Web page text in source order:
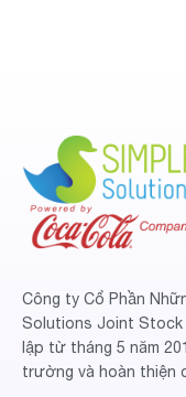
Công ty Cổ Phần
Solutions Joint Stock
lập từ tháng 5 năm
trường và hoàn thiện